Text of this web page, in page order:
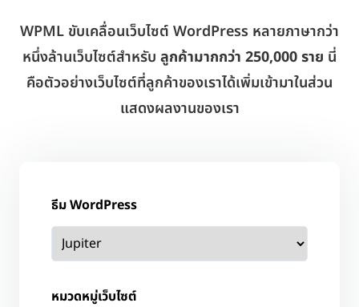
WPML ขับเคลื่อนเว็บไซต์ WordPress หลายภาษากว่า
หนึ่งล้านเว็บไซต์สำหรับ ลูกค้ามากกว่า 250,000 ราย นี่
คือตัวอย่างเว็บไซต์ที่ลูกค้าของเราได้เพิ่มเข้ามาในส่วน
แสดงผลงานของเรา
ธีม WordPress
หมวดหมู่เว็บไซต์